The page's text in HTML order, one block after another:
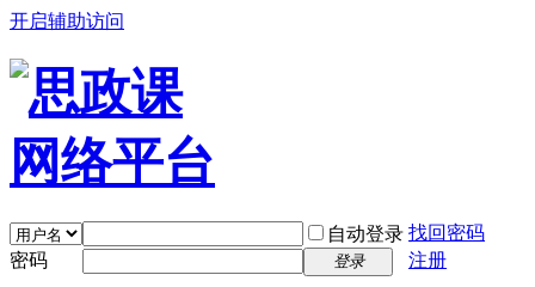
开启辅助访问
自动登录 找回密码
密码
登录 注册